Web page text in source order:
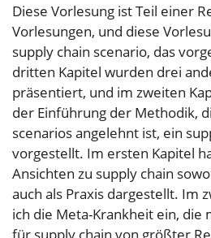
Diese Vorlesung ist Teil einer
Vorlesungen, und diese
supply chain scenario, das
dritten Kapitel wurden drei
präsentiert, und im zweiten
der Einführung der Methodik,
scenarios angelehnt ist, ein
vorgestellt. Im ersten Kapitel
Ansichten zu supply chain
auch als Praxis dargestellt. Im
ich die Meta-Krankheit ein, die
für supply chain von größter